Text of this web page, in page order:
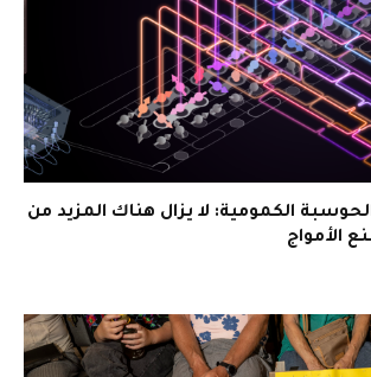
الكمومية: لا يزال هناك المزيد من
الأمواج